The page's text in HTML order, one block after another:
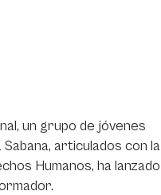
un grupo de jóvenes
articulados con la
Humanos, ha lanzado